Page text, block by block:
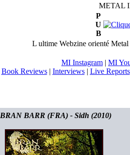
METAL
P
U
B
L ultime Webzine orienté
MI Instagram | MI
Book Reviews| Interviews| Live Reports
BRAN BARR (FRA) - Sidh (2010)